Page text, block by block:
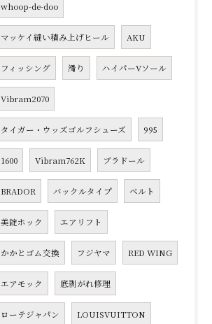
whoop-de-doo
マッケイ縫い積み上げヒール AKU
フィッシング 滑り ハイパーVソール
Vibram2070
タイガー・ウッズゴルフシューズ 995
1600 Vibram762K ブラドール
BRADOR バックルタイプ ベルト
美錠ホック エアリフト
かかとゴム交換 フジヤマ RED WING
エアモック 底剥がれ修理
ローテジャパン LOUISVUITTON